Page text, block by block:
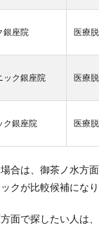
銀座院 医療
ック銀座院 医療
ク銀座院 医療
合は、御茶ノ水方
クが比較候補になり
面で探したい人は